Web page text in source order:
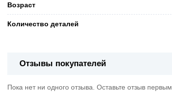
Возраст
Количество деталей
Отзывы покупателей
Пока нет ни одного отзыва. Оставьте отзыв первым